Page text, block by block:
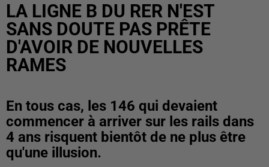
LA LIGNE B DU RER N'EST
SANS DOUTE PAS PRÊTE
D'AVOIR DE NOUVELLES
RAMES
En tous cas, les 146 qui devaient
commencer à arriver sur les rails dans
4 ans risquent bientôt de ne plus être
qu'une illusion.